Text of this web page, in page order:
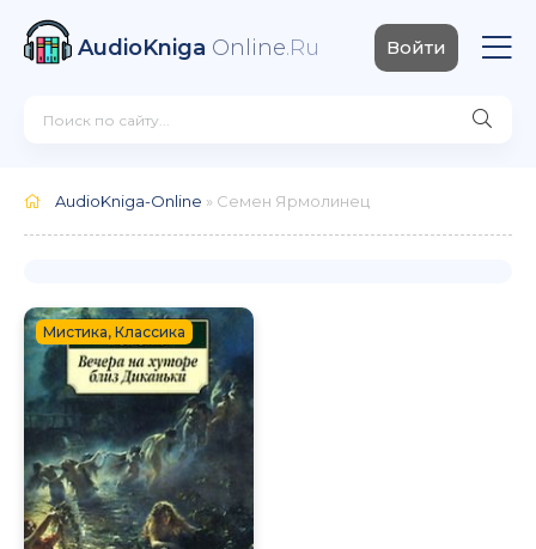
AudioKniga Online.Ru Войти
AudioKniga-Online » Семен Ярмолинец
Мистика, Классика